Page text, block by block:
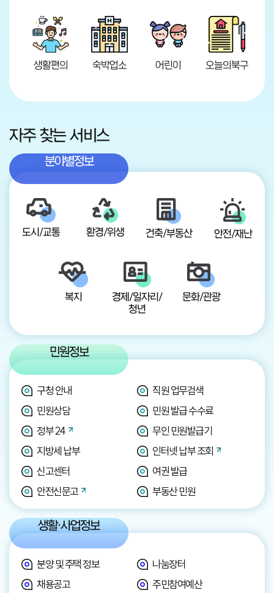
생활편의 숙박업소 어린이 오늘의북구
자주 찾는 서비스
분야별정보
도시/교통 환경/위생 건축/부동산 안전/재난
복지
경제/일자리/
청년
문화/관광
민원정보
구청 안내
직원 업무검색
민원상담
민원 발급 수수료
정부 24
무인 민원발급기
지방세 납부
인터넷 납부 조회
신고센터
여권 발급
안전신문고
부동산 민원
생활·사업정보
분양 및 주택 정보
나눔장터
채용공고
주민참여예산